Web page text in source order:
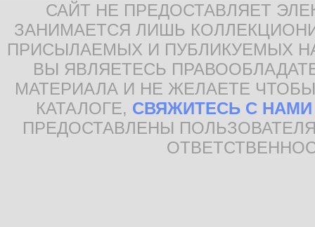
САЙТ НЕ ПРЕДОСТАВЛЯЕТ
ЗАНИМАЕТСЯ ЛИШЬ
ПРИСЫЛАЕМЫХ И ПУБЛИКУЕМЫХ
ВЫ ЯВЛЯЕТЕСЬ
МАТЕРИАЛА И НЕ ЖЕЛАЕТЕ
КАТАЛОГЕ, СВЯЖИТЕСЬ С НАМИ
ПРЕДОСТАВЛЕНЫ